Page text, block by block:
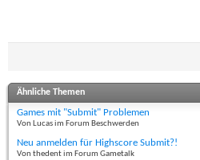
Ähnliche Themen
Games mit "Submit" Problemen
Von Lucas im Forum Beschwerden
Neu anmelden für Highscore Submit?!
Von thedent im Forum Gametalk